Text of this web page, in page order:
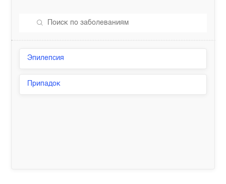
Эпилепсия
Припадок